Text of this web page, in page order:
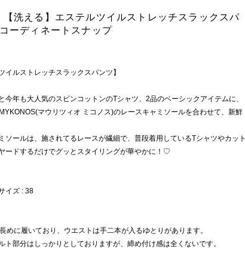
【洗える】エステルツイルストレッチスラックスパ
ーディネートスナップ
イルストレッチスラックスパンツ】
今年も大人気のスビンコットンのTシャツ、2品のベーシックアイテムに、
マウリツィオ ミコノス)のレースキャミソールを合わせて、新鮮
ソールは、施されてるレースが繊細で、普段着用しているTシャツやカット
ードするだけでグッとスタイリングが華やかに！♡
イズ : 38
めに履いており、ウエストは手二本が入るゆとりがあります。
ト部分はしっかりとしておりますが、締め付け感は全くないです。